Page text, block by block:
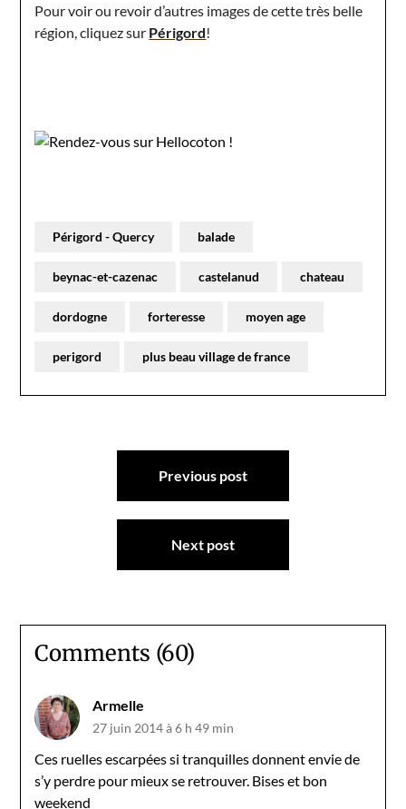
Pour voir ou revoir d’autres images de cette très belle
région, cliquez sur Périgord!
Périgord - Quercy balade
beynac-et-cazenac castelanud chateau
dordogne forteresse moyen age
perigord plus beau village de france
Navigation
Previous post
Next post
Comments (60)
Armelle
27 juin 2014 à 6 h 49 min
Ces ruelles escarpées si tranquilles donnent envie de
s’y perdre pour mieux se retrouver. Bises et bon
weekend